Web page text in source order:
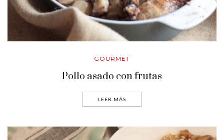
GOURMET
Pollo asado con frutas
LEER MÁS